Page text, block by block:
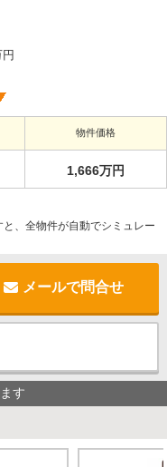
物件価格
1,666万円
、全物件が自動でシミュレー
メールで問合せ
す